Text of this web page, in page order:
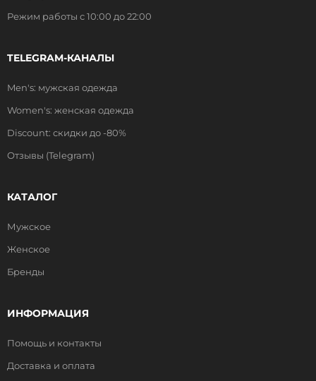
Режим работы с 10:00 до 22:00
TELEGRAM-КАНАЛЫ
Men's: мужская одежда
Women's: женская одежда
Discount: скидки до -80%
Отзывы (Telegram)
КАТАЛОГ
Мужское
Женское
Бренды
ИНФОРМАЦИЯ
Помощь и контакты
Доставка и оплата